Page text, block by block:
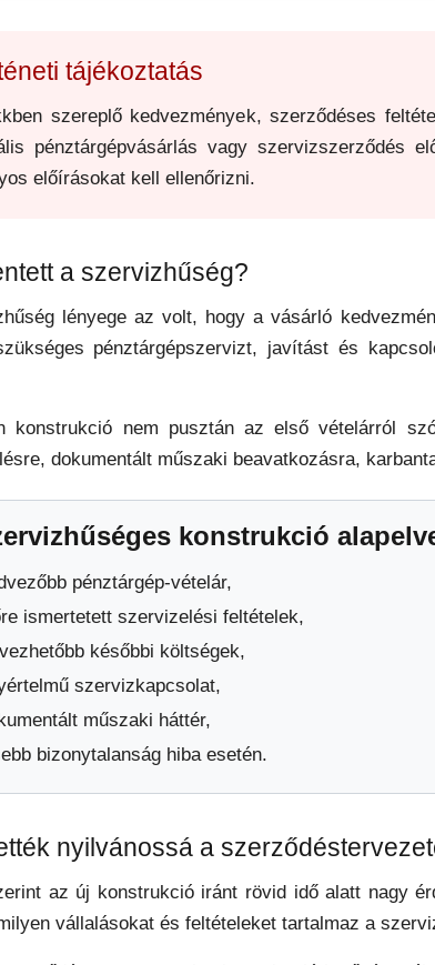
tájékoztatás
szereplő kedvezmények, szerződéses
pénztárgépvásárlás vagy szervizszerződés
előírásokat kell ellenőrizni.
a szervizhűség?
lényege az volt, hogy a vásárló
pénztárgépszervizt, javítást és
konstrukció nem pusztán az első vételárról
dokumentált műszaki beavatkozásra,
konstrukció
pénztárgép-vételár,
ismertetett szervizelési feltételek,
későbbi költségek,
szervizkapcsolat,
műszaki háttér,
bizonytalanság hiba esetén.
nyilvánossá a
az új konstrukció iránt rövid idő alatt nagy
vállalásokat és feltételeket tartalmaz a